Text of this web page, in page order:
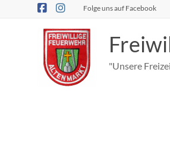
Folge uns auf Facebook
"Unsere